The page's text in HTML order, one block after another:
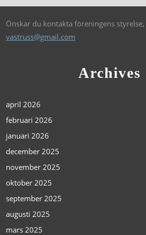
Önskar du kontakta föreningens
vastruss@gmail.com
Archives
april 2026
februari 2026
januari 2026
december 2025
november 2025
oktober 2025
september 2025
augusti 2025
mars 2025